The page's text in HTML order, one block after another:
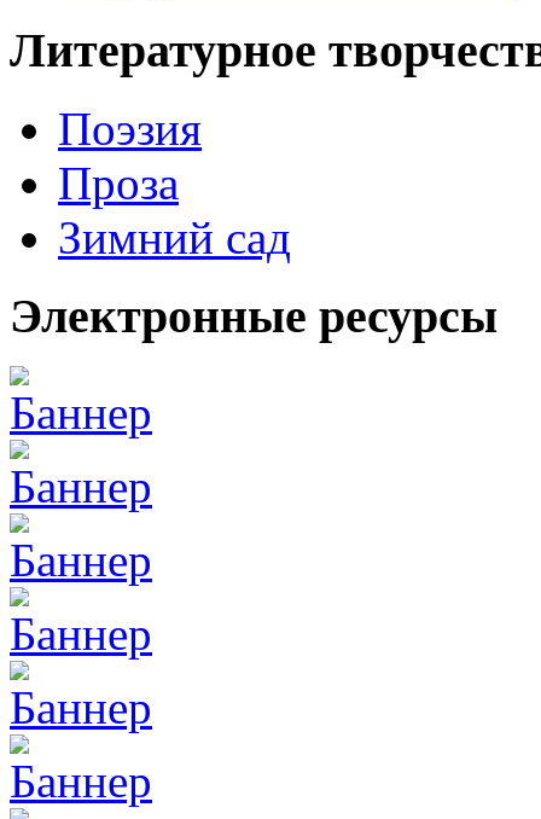
Литературное
Поэзия
Проза
Зимний сад
Электронные ресурсы